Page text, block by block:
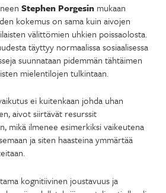
Stephen Porgesin mukaan
kokemus on sama kuin aivojen
välittömien uhkien poissaolosta.
täyttyy normaalissa sosiaalisessa
suunnataan pidemmän tähtäimen
mielentilojen tulkintaan.
ei kuitenkaan johda uhan
aivot siirtävät resurssit
mikä ilmenee esimerkiksi vaikeutena
ja siten haasteina ymmärtää
kognitiivinen joustavuus ja